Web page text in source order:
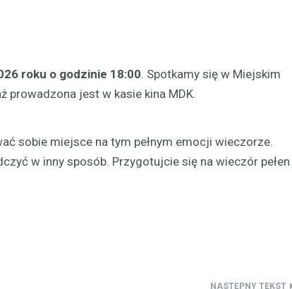
roku o godzinie 18:00. Spotkamy się w Miejskim
prowadzona jest w kasie kina MDK.
sobie miejsce na tym pełnym emocji wieczorze.
w inny sposób. Przygotujcie się na wieczór pełen
24-godzinny maraton sportowy dla
dobra młodzieży niepełnosprawnej
– rekordowa frekwencja i
28 grudnia w Winiarni Powiercie miało
miejsce wyjątkowe wydarzenie